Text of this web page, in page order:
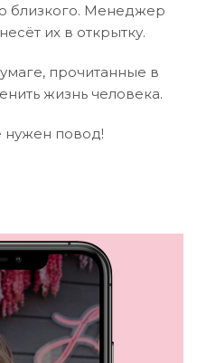
близкого. Менеджер
их в открытку.
прочитанные в
жизнь человека.
нужен повод!